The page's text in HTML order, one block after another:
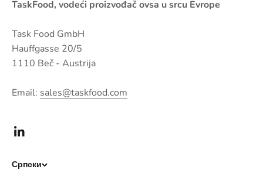
TaskFood, vodeći proizvođač ovsa u srcu Evrope
Task Food GmbH
Hauffgasse 20/5
1110 Beč - Austrija
Email: sales@taskfood.com
Српски